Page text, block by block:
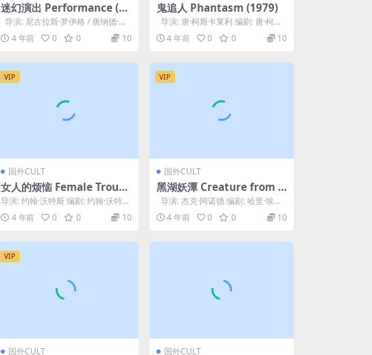
迷幻演出 Performance (19
70)
导演: 尼古拉斯·罗伊格 / 唐纳德·卡
梅尔 编剧: 唐纳德·卡梅...
4 年前 0 0 10
鬼追人 Phantasm (1979)
导演: 唐·柯斯卡莱利 编剧: 唐·柯斯
卡莱利 主演: A. Mi...
4 年前 0 0 10
VIP
国外CULT
女人的烦恼 Female Troubl
e (1974)
导演: 约翰·沃特斯 编剧: 约翰·沃特斯
主演: 迪韦恩 / 大卫·劳克里 /...
4 年前 0 0 10
VIP
国外CULT
黑湖妖潭 Creature from t
he Black Lagoon (1954)
导演: 杰克·阿诺德 编剧: 哈里·埃塞
克斯 / 阿瑟·A·罗斯 ...
4 年前 0 0 10
VIP
国外CULT 国外CULT